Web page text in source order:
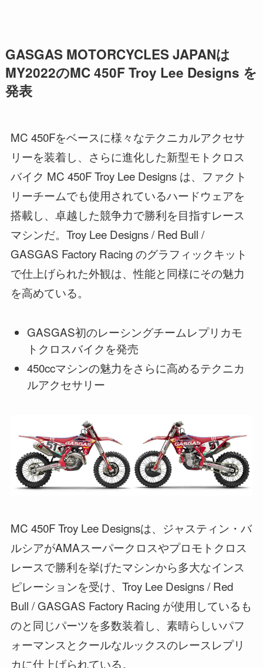
GASGAS MOTORCYCLES JAPANは
MY2022のMC 450F Troy Lee Designs を
発表
MC 450Fをベースに様々なテクニカルアクセサ
リーを装着し、さらに進化した新型モトクロス
バイク MC 450F Troy Lee Designs は、ファクト
リーチームでも使用されているハードウェアを
搭載し、卓越した競争力で勝利を目指すレース
マシンだ。Troy Lee Designs / Red Bull /
GASGAS Factory Racing のグラフィックキット
で仕上げられた外観は、性能と同様にその魅力
を高めている。
GASGAS初のレーシングチームレプリカモ
トクロスバイクを発売
450ccマシンの魅力をさらに高めるテクニカ
ルアクセサリー
MC 450F Troy Lee Designsは、ジャスティン・バ
ルシアがAMAスーパークロスやプロモトクロス
レースで勝利を挙げたマシンから多大なインス
ピレーションを受け、Troy Lee Designs / Red
Bull / GASGAS Factory Racing が使用しているも
のと同じパーツを多数装着し、素晴らしいパフ
ォーマンスとクールなルックスのレースレプリ
カに仕上げられている。